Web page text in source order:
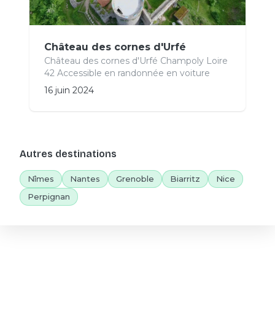
Château des cornes d'Urfé
Château des cornes d'Urfé Champoly Loire
42 Accessible en randonnée en voiture
16 juin 2024
Autres destinations
Nîmes Nantes Grenoble Biarritz
Nice
Perpignan